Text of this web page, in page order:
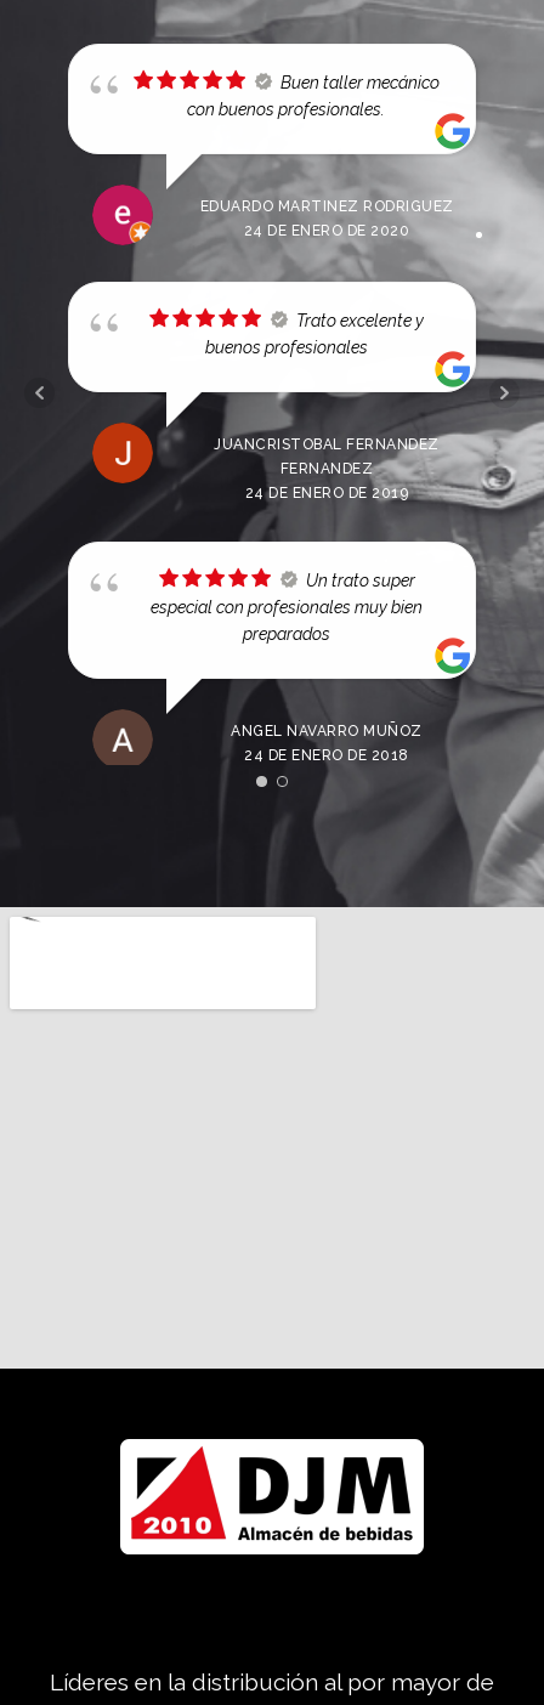
Buen taller mecánico
con buenos profesionales.
EDUARDO MARTINEZ RODRIGUEZ
24 DE ENERO DE 2020
Trato excelente y
buenos profesionales
JUANCRISTOBAL FERNANDEZ
FERNANDEZ
24 DE ENERO DE 2019
Un trato super
especial con profesionales muy bien
preparados
ANGEL NAVARRO MUÑOZ
24 DE ENERO DE 2018
Líderes en la distribución al por mayor de